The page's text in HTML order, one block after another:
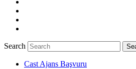
Search
Cast Ajans Başvuru